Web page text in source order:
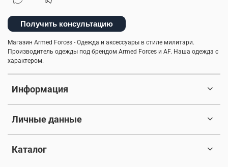
Информация
Личные данные
Каталог
Получить консультацию
Магазин Armed Forces - Одежда и аксессуары в стиле милитари.
Производитель одежды под брендом Armed Forces и AF. Наша одежда с
характером.